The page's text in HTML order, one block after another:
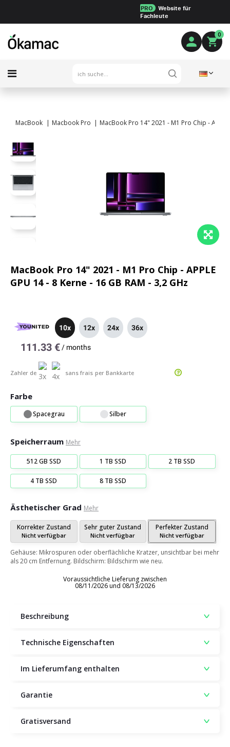
PRO
Website für
Fachleute
0
MacBook Macbook Pro MacBook Pro 14" 2021 - M1 Pro Chip -
MacBook Pro 14" 2021 - M1 Pro Chip - APPLE
GPU 14 - 8 Kerne - 16 GB RAM - 3,2 GHz
10x 12x 24x 36x
111.33 € / months
Zahler de sans frais per Bankkarte
Farbe
Spacegrau Silber
Speicherraum Mehr
512 GB SSD 1 TB SSD 2 TB SSD
4 TB SSD 8 TB SSD
Ästhetischer Grad Mehr
Korrekter Zustand
Nicht verfügbar
Sehr guter Zustand
Nicht verfügbar
Perfekter Zustand
Nicht verfügbar
Gehäuse: Mikrospuren oder oberflächliche Kratzer, unsichtbar bei mehr
als 20 cm Entfernung. Bildschirm: Bildschirm wie neu.
Voraussichtliche Lieferung zwischen
08/11/2026 und 08/13/2026
Beschreibung
Technische Eigenschaften
Im Lieferumfang enthalten
Garantie
Gratisversand